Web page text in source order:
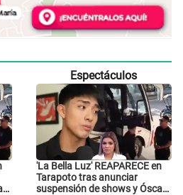
Espectáculos
'La Bella Luz' REAPARECE en
Tarapoto tras anunciar
suspensión de shows y Óscar